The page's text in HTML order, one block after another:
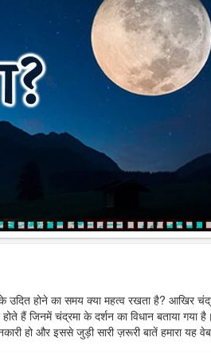
होने का समय क्या महत्व रखता है? आखिर
हैं जिनमें चंद्रमा के दर्शन का विधान बताया गया
हो और इससे जुड़ी सारी ज़रूरी बातें हमारा यह